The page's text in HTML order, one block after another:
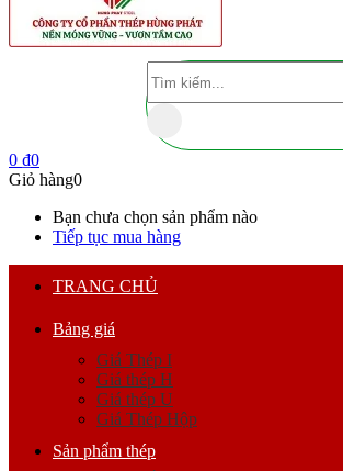
0 ₫0
Giỏ hàng0
Bạn chưa chọn sản phẩm nào
Tiếp tục mua hàng
TRANG CHỦ
Bảng giá
Giá Thép I
Giá thép H
Giá thép U
Giá Thép Hộp
Sản phẩm thép